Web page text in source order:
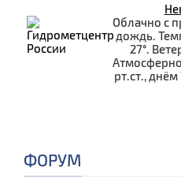
Облачно с
дождь.
27°.
рт.ст.,
ФОРУМ